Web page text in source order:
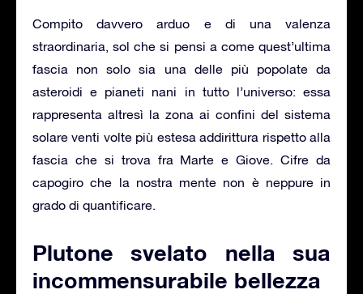
Compito davvero arduo e di una valenza
straordinaria, sol che si pensi a come quest’ultima
fascia non solo sia una delle più popolate da
asteroidi e pianeti nani in tutto l’universo: essa
rappresenta altresì la zona ai confini del sistema
solare venti volte più estesa addirittura rispetto alla
fascia che si trova fra Marte e Giove. Cifre da
capogiro che la nostra mente non è neppure in
grado di quantificare.
Plutone svelato nella sua
incommensurabile bellezza